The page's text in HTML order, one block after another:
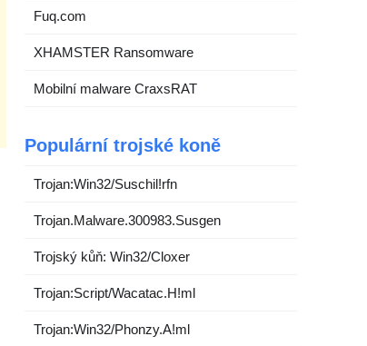
Fuq.com
XHAMSTER Ransomware
Mobilní malware CraxsRAT
Populární trojské koně
Trojan:Win32/Suschil!rfn
Trojan.Malware.300983.Susgen
Trojský kůň: Win32/Cloxer
Trojan:Script/Wacatac.H!ml
Trojan:Win32/Phonzy.A!ml